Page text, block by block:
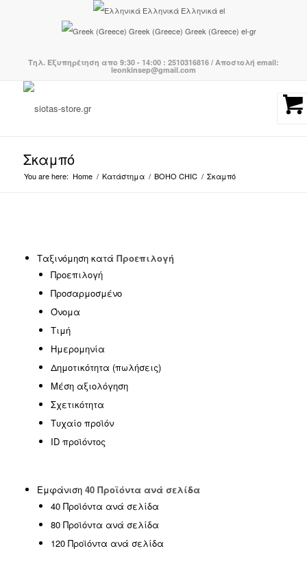
Ελληνικά Ελληνικά el
Greek (Greece) Greek (Greece) el-gr
Τηλ. Εξυπηρέτηση απο 9:30 - 14:00 : 2510316816 / Αποστολή email:
leonkinsep@gmail.com
Σκαμπό
You are here: Home / Κατάστημα / BOHO CHIC / Σκαμπό
Ταξινόμηση κατά Προεπιλογή
Προεπιλογή
Προσαρμοσμένο
Όνομα
Τιμή
Ημερομηνία
Δημοτικότητα (πωλήσεις)
Μέση αξιολόγηση
Σχετικότητα
Τυχαίο προϊόν
ID προϊόντος
Εμφάνιση 40 Προϊόντα ανά σελίδα
40 Προϊόντα ανά σελίδα
80 Προϊόντα ανά σελίδα
120 Προϊόντα ανά σελίδα